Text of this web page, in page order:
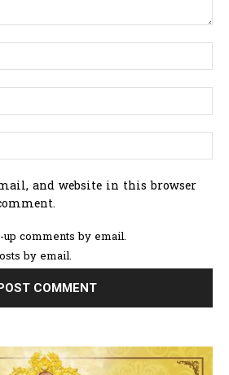
and website in this browser
comments by email.
by email.